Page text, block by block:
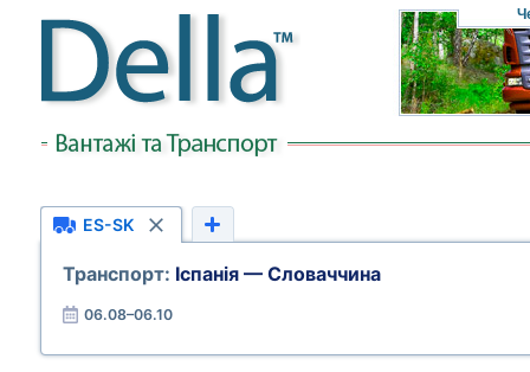
ES-SK
Транспорт: Іспанія — Словаччина
06.08–06.10